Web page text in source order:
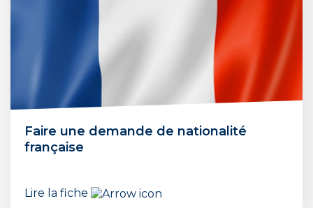
Faire une demande de nationalité
française
Lire la fiche